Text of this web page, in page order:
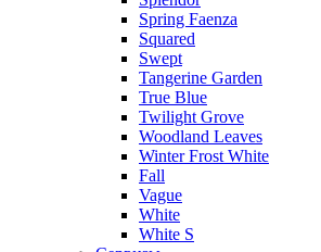
Spring Faenza
Squared
Swept
Tangerine Garden
True Blue
Twilight Grove
Woodland Leaves
Winter Frost White
Fall
Vague
White
White S